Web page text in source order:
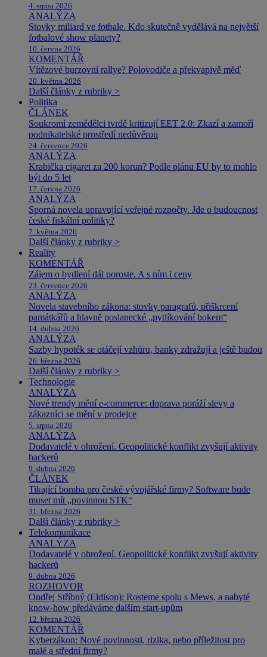
4. srpna 2026
ANALÝZA
Stovky miliard ve fotbale. Kdo skutečně vydělává na největší
fotbalové show planety?
10. června 2026
KOMENTÁŘ
Vítězové burzovní rallye? Polovodiče a překvapivě měď
20. května 2026
Další články z rubriky >
Politika
ČLÁNEK
Soukromí zemědělci tvrdě kritizují EET 2.0: Zkazí a zamoří
podnikatelské prostředí nedůvěrou
24. července 2026
ANALÝZA
Krabička cigaret za 200 korun? Podle plánu EU by to mohlo
být do 5 let
17. června 2026
ANALÝZA
Sporná novela upravující veřejné rozpočty. Jde o budoucnost
české fiskální politiky?
7. května 2026
Další články z rubriky >
Reality
KOMENTÁŘ
Zájem o bydlení dál poroste. A s ním i ceny
23. července 2026
ANALÝZA
Novela stavebního zákona: stovky paragrafů, přiškrcení
památkářů a hlavně poslanecké „pytlíkování bokem“
14. dubna 2026
ANALÝZA
Sazby hypoték se otáčejí vzhůru, banky zdražují a ještě budou
26. března 2026
Další články z rubriky >
Technologie
ANALÝZA
Nové trendy mění e-commerce: doprava poráží slevy a
zákazníci se mění v prodejce
5. srpna 2026
ANALÝZA
Dodavatelé v ohrožení. Geopolitické konflikt zvyšují aktivity
hackerů
9. dubna 2026
ČLÁNEK
Tikající bomba pro české vývojářské firmy? Software bude
muset mít „povinnou STK“
31. března 2026
Další články z rubriky >
Telekomunikace
ANALÝZA
Dodavatelé v ohrožení. Geopolitické konflikt zvyšují aktivity
hackerů
9. dubna 2026
ROZHOVOR
Ondřej Stříbný (Eldison): Rosteme spolu s Mews, a nabyté
know-how předáváme dalším start-upům
12. března 2026
KOMENTÁŘ
Kyberzákon: Nové povinnosti, rizika, nebo příležitost pro
malé a střední firmy?